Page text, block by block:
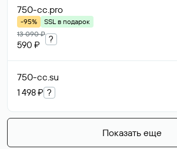
750-cc.pro
-95%
SSL в подарок
13 090 ₽
590 ₽
?
750-cc.su
1 498 ₽ ?
Показать еще